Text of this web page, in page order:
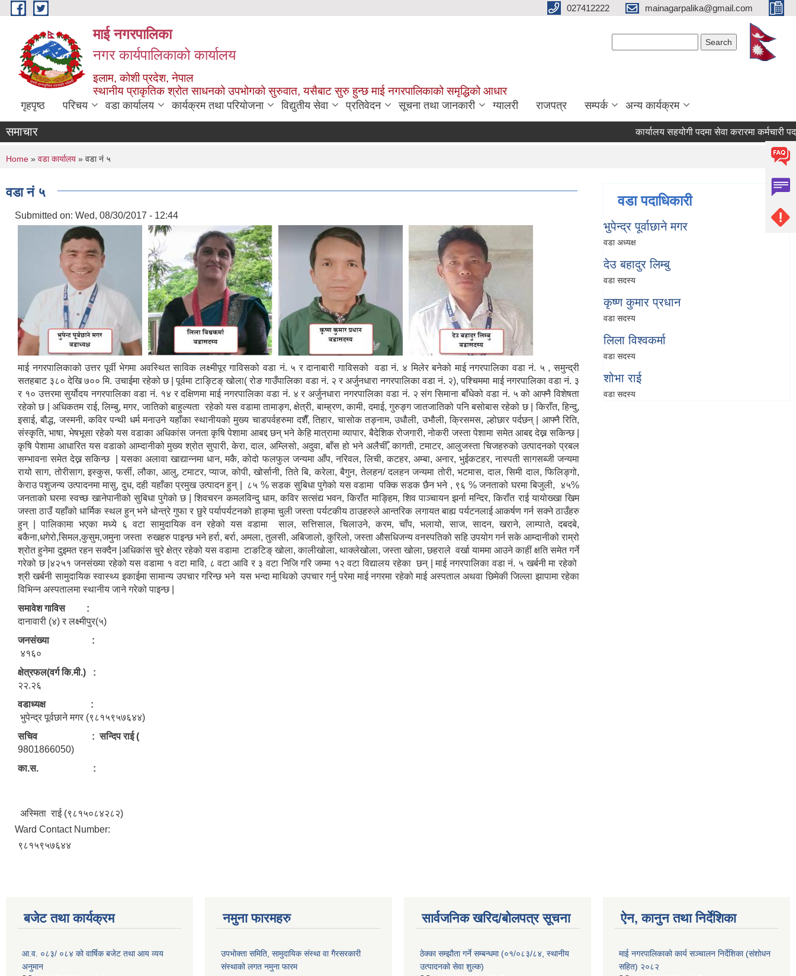
Skip to main content 027412222 mainagarpalika@gmail.com
माई नगरपालिका
नगर कार्यपालिकाको कार्यालय
इलाम, कोशी प्रदेश, नेपाल
स्थानीय प्राकृतिक श्रोत साधनको उपभोगको सुरुवात, यसैबाट सुरु हुन्छ माई नगरपालिकाको समृद्धिको आधार
गृहपृष्ठ परिचय वडा कार्यालय कार्यक्रम तथा परियोजना विद्युतीय सेवा प्रतिवेदन सूचना तथा जानकारी ग्यालरी राजपत्र सम्पर्क अन्य कार्यक्रम
समाचार कार्यालय सहयोगी पदमा सेवा करारमा कर्मचारी पदपूर्ति
You are here
Home » वडा कार्यालय » वडा नं ५
वडा नं ५
Submitted on: Wed, 08/30/2017 - 12:44
माई नगरपालिकाको उत्तर पूर्वी भेगमा अवस्थित साविक लक्ष्मीपूर गाविसको वडा नं. ५ र दानाबारी गाविसको वडा नं. ४ मिलेर बनेको माई नगरपालिका वडा नं. ५ , समुन्द्री
सतहबाट ३८० देखि ७०० मि. उचाईमा रहेको छ | पूर्वमा टाङ्टिङ् खोला( रोङ गाउँपालिका वडा नं. २ र अर्जुनधारा नगरपालिका वडा नं. २), पश्चिममा माई नगरपालिका वडा नं. ३
र १० उत्तरमा सुर्योदय नगरपालिका वडा नं. १४ र दक्षिणमा माई नगरपालिका वडा नं. ४ र अर्जुनधारा नगरपालिका वडा नं. २ संग सिमाना बाँधेको वडा नं. ५ को आफ्नै विशेषता
रहेको छ | अधिकतम राई, लिम्बु, मगर, जातिको बाहुल्यता रहेको यस वडामा तामाङ्ग, क्षेत्री, बाम्ह्रण, कामी, दमाई, गुरुङ्ग जातजातिको पनि बसोबास रहेको छ | किराँत, हिन्दु,
इसाई, बौद्ध, जस्मनी, कविर पन्थी धर्म मनाउने यहाँका स्थानीयको मुख्य चाडपर्वहरुमा दशैँ, तिहार, चासोक तङ्नाम, उधौली, उभौली, क्रिसमस, ल्होछार पर्दछन् | आफ्नै रिति,
संस्कृति, भाषा, भेषभूसा रहेको यस वडाका अधिकांस जनता कृषि पेशामा आबद्द छन् भने केहि मात्रामा व्यापार, बैदेशिक रोजगारी, नोकरी जस्ता पेशामा समेत आबद्द देख्न सकिन्छ |
कृषि पेशामा आधारित यस वडाको आम्दानीको मुख्य श्रोत सुपारी, केरा, दाल, अम्लिसो, अदुवा, बाँस हो भने अलैचीँ, कागती, टमाटर, आलुजस्ता चिजहरुको उत्पादनको प्रबल
सम्भावना समेत देख्न सकिन्छ | यसका अलावा खाद्यान्नमा धान, मकै, कोदो फलफुल जन्यमा आँप, नरिवल, लिची, कटहर, अम्बा, अनार, भुईकटहर, नास्पती सागसब्जी जन्यमा
रायो साग, तोरीसाग, इस्कुस, फर्सी, लौका, आलु, टमाटर, प्याज, कोपी, खोर्सानी, तिते बि, करेला, बैगुन, तेलहन/ दलहन जन्यमा तोरी, भटमास, दाल, सिमी दाल, फिलिङ्गो,
केराउ पशुजन्य उत्पादनमा मासु, दुध, दही यहाँका प्रमुख उत्पादन हुन् | ८५ % सडक सुबिधा पुगेको यस वडामा पक्कि सडक छैन भने , ९६ % जनताको घरमा बिजुली, ४५%
जनताको घरमा स्वच्छ खानेपानीको सुबिधा पुगेको छ | शिवचरन कमलविन्दु धाम, कविर सत्संद्य भवन, किराँत माङ्हिम, शिव पाञ्चायन झर्ना मन्दिर, किराँत राई यायोख्खा खिम
जस्ता ठाउँ यहाँको धार्मिक स्थल हुन् भने धोन्त्रे गुफा र छुरे पर्यापर्यटनको हाङ्मा चुली जस्ता पर्यटकीय ठाउहरुले आन्तरिक लगायत बाह्य पर्यटनलाई आकर्षण गर्न सक्ने ठाउँहरु
हुन् | पालिकामा भएका मध्ये ६ वटा सामुदायिक वन रहेको यस वडामा साल, सत्तिसाल, चिलाउने, करम, चाँप, भलायो, साज, सादन, खराने, लाम्पाते, दबदबे,
बकैना,धगेरो,सिमल,कुसुम,जमुना जस्ता रुखहरु पाइन्छ भने हर्रा, बर्रा, अमला, तुलसी, अबिजालो, कुरिलो, जस्ता औसधिजन्य वनस्पतिको सहि उपयोग गर्न सके आम्दानीको राम्रो
श्रोत हुनेमा दुइमत रहन सक्दैन |अधिकांस चुरे क्षेत्र रहेको यस वडामा टाङटिङ् खोला, कालीखोला, थाक्लेखोला, जस्ता खोला, छहराले वर्खा याममा आउने काहीं क्षति समेत गर्ने
गरेको छ |४२५१ जनसंख्या रहेको यस वडामा १ वटा मावि, ८ वटा आवि र ३ वटा निजि गरि जम्मा १२ वटा विद्यालय रहेका छन् | माई नगरपालिका वडा नं. ५ खर्बनी मा रहेको
श्री खर्बनी सामुदायिक स्वास्थ्य इकाईमा सामान्य उपचार गरिन्छ भने यस भन्दा माथिको उपचार गर्नु परेमा माई नगरमा रहेको माई अस्पताल अथवा छिमेकी जिल्ला झापामा रहेका
विभिन्न अस्पतालमा स्थानीय जाने गरेको पाइन्छ |
समावेश गाविस :
दानावारी (४) र लक्ष्मीपुर(५)
जनसंख्या :
४१६०
क्षेत्रफल(वर्ग कि.मी.) :
२२.२६
वडाध्यक्ष :
भुपेन्द्र पूर्वछाने मगर (९८१५९५७६४४)
सचिव : सन्दिप राई (
9801866050)
का.स. :
अस्मिता राई (९८१५०८४२८२)
Ward Contact Number:
९८१५९५७६४४
वडा पदाधिकारी
भुपेन्द्र पूर्वाछाने मगर
वडा अध्यक्ष
देउ बहादुर लिम्बु
वडा सदस्य
कृष्ण कुमार प्रधान
वडा सदस्य
लिला विश्वकर्मा
वडा सदस्य
शोभा राई
वडा सदस्य
बजेट तथा कार्यक्रम
आ.व. ०८३/ ०८४ को वार्षिक बजेट तथा आय व्यय
अनुमान
नमुना फारमहरु
उपभोक्ता समिति, सामुदायिक संस्था वा गैरसरकारी
संस्थाको लगत नमुना फारम
सार्वजनिक खरिद/बोलपत्र सूचना
ठेक्का सम्झौता गर्ने सम्बन्धमा (०१/०८३/८४, स्थानीय
उत्पादनको सेवा शुल्क)
ऐन, कानुन तथा निर्देशिका
माई नगरपालिकाको कार्य सञ्चालन निर्देशिका (संशोधन
सहित) २०८२